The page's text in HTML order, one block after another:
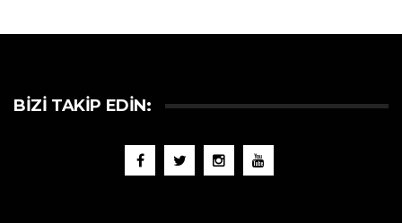
BIZI TAKIP EDIN: